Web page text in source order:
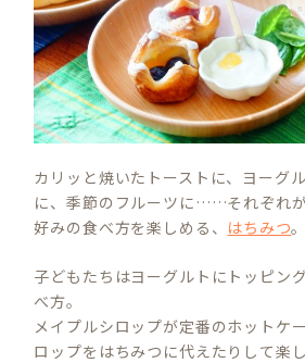
カリッと焼いたトーストに、ヨーグ
に、季節のフルーツに……それぞれ
好みの食べ方を楽しめる、 はちみつ。
子どもたちはヨーグルトにトッピン
べ方。
メイプルシロップが定番のホットケ
ロップをはちみつに代えたりして楽